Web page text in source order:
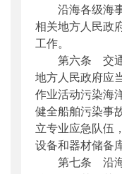
沿海各级海事
相关地方人民政
工作。
第六条 交通
地方人民政府应
作业活动污染海
健全船舶污染事
立专业应急队伍
设备和器材储备库
第七条 沿海